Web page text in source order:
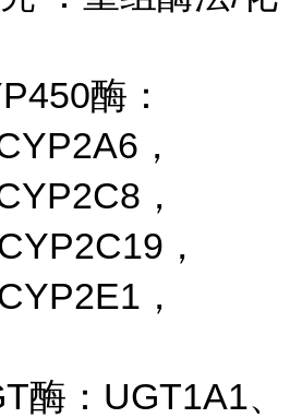
酶：
，
，
，
，
UGT1A1、